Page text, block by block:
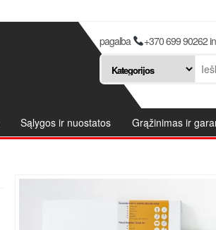
pagalba +370 699 90262
Sąlygos ir nuostatos Grąžinimas ir